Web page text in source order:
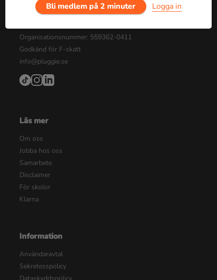
Bli medlem på 2 minuter Logga in
Om oss
Organisationsnummer: 559362-0411
Godkänd för F-skatt
info@pluggie.se
Läs mer
Om oss
Jobba hos oss
Samarbete
Disclaimer
För skolor
Klarna
Information
Användaravtal
Sekretesspolicy